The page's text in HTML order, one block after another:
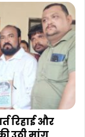
रिहाई और